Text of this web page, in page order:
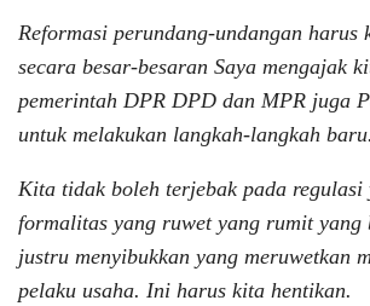
Reformasi perundang-undangan harus
secara besar-besaran Saya mengajak
pemerintah DPR DPD dan MPR juga
untuk melakukan langkah-langkah baru.
Kita tidak boleh terjebak pada regulasi
formalitas yang ruwet yang rumit yang
justru menyibukkan yang meruwetkan
pelaku usaha. Ini harus kita hentikan.